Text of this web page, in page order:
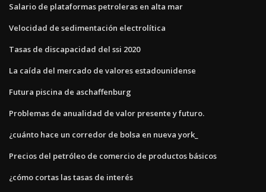
Salario de plataformas petroleras en alta mar
Velocidad de sedimentación electrolítica
Tasas de discapacidad del ssi 2020
La caída del mercado de valores estadounidense
Futura piscina de aschaffenburg
Problemas de anualidad de valor presente y futuro.
¿cuánto hace un corredor de bolsa en nueva york_
Precios del petróleo de comercio de productos básicos
¿cómo cortas las tasas de interés